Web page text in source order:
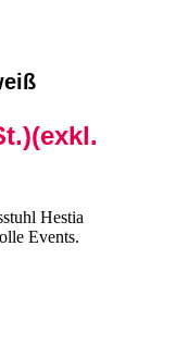
(exkl.
Hestia
Events.